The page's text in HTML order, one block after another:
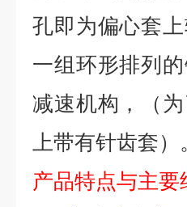
孔即为偏心套
一组环形排列
减速机构，（
上带有针齿套）
产品特点与主要